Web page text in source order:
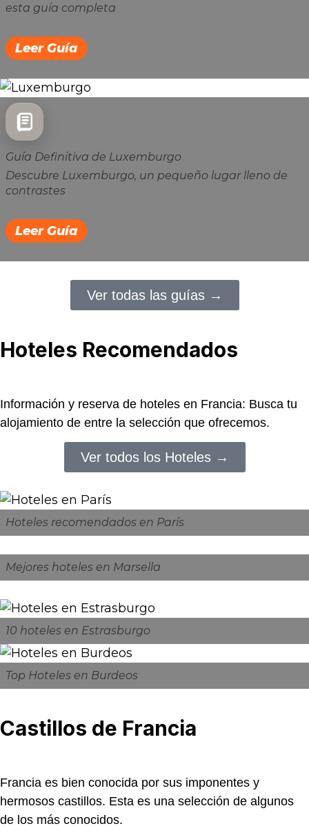
esta guía completa
Leer Guía
Guía Definitiva de Luxemburgo
Descubre Luxemburgo, un pequeño lugar lleno de
contrastes
Leer Guía
Ver todas las guías →
Hoteles Recomendados
Información y reserva de hoteles en Francia: Busca tu
alojamiento de entre la selección que ofrecemos.
Ver todos los Hoteles →
Hoteles recomendados en París
Mejores hoteles en Marsella
10 hoteles en Estrasburgo
Top Hoteles en Burdeos
Castillos de Francia
Francia es bien conocida por sus imponentes y
hermosos castillos. Esta es una selección de algunos
de los más conocidos.